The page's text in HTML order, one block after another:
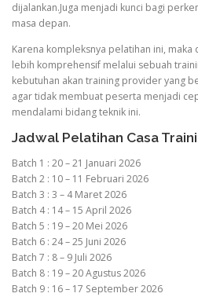
dijalankan.Juga menjadi kunci bagi
masa depan.
Karena kompleksnya pelatihan ini,
lebih komprehensif melalui sebuah
kebutuhan akan training provider yang
agar tidak membuat peserta menjadi
mendalami bidang teknik ini.
Jadwal Pelatihan Casa
Batch 1 : 20 – 21 Januari 2026
Batch 2 : 10 – 11 Februari 2026
Batch 3 : 3 – 4 Maret 2026
Batch 4 : 14 – 15 April 2026
Batch 5 : 19 – 20 Mei 2026
Batch 6 : 24 – 25 Juni 2026
Batch 7 : 8 – 9 Juli 2026
Batch 8 : 19 – 20 Agustus 2026
Batch 9 : 16 – 17 September 2026